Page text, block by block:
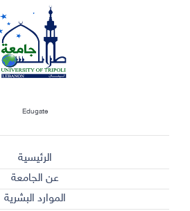
Edugate
الرئيسية
عن الجامعة
الموارد البشرية